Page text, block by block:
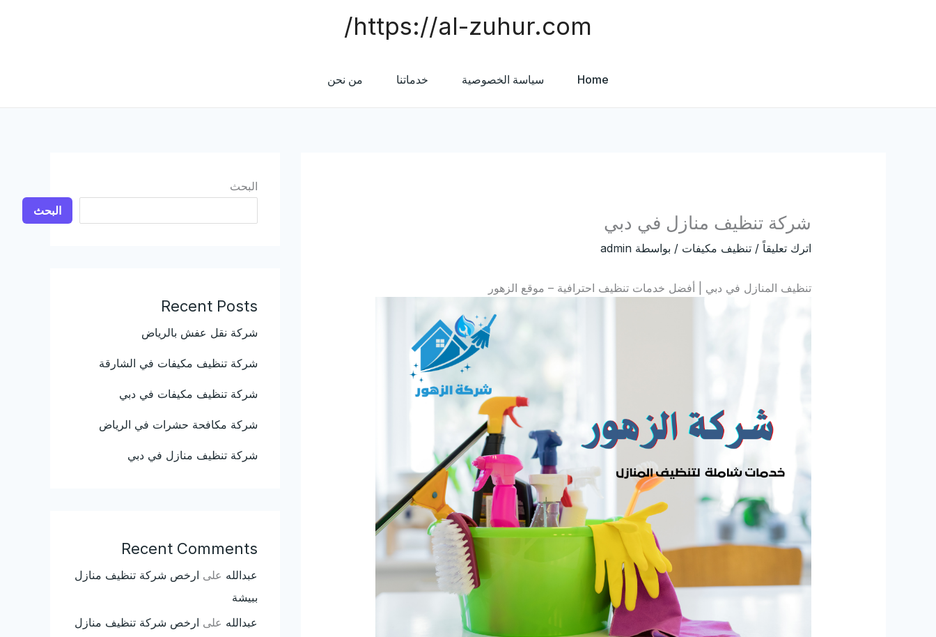
https://al-zuhur.com/
Home سياسة الخصوصية خدماتنا من نحن
شركة تنظيف منازل في دبي
اترك تعليقاً / تنظيف مكيفات / بواسطة admin
تنظيف المنازل في دبي | أفضل خدمات تنظيف احترافية – موقع الزهور
البحث
البحث
Recent Posts
شركة نقل عفش بالرياض
شركة تنظيف مكيفات في الشارقة
شركة تنظيف مكيفات في دبي
شركة مكافحة حشرات في الرياض
شركة تنظيف منازل في دبي
Recent Comments
عبدالله على ارخص شركة تنظيف منازل
ببيشة
عبدالله على ارخص شركة تنظيف منازل